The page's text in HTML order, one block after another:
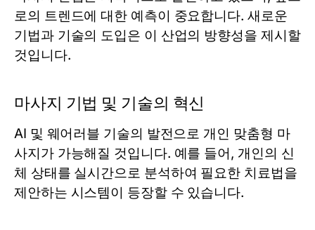
로의 트렌드에 대한 예측이 중요합니다. 새로운
기법과 기술의 도입은 이 산업의 방향성을 제시할
것입니다.
마사지 기법 및 기술의 혁신
AI 및 웨어러블 기술의 발전으로 개인 맞춤형 마
사지가 가능해질 것입니다. 예를 들어, 개인의 신
체 상태를 실시간으로 분석하여 필요한 치료법을
제안하는 시스템이 등장할 수 있습니다.